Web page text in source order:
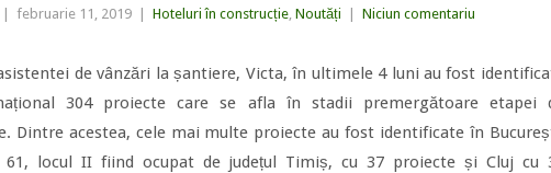
februarie 11, 2019 Hoteluri în construcție, Noutăți Niciun comentariu
de vânzări la șantiere, Victa, în ultimele 4 luni au fost
304 proiecte care se afla în stadii premergătoare etapei
Dintre acestea, cele mai multe proiecte au fost identificate în
61, locul II fiind ocupat de județul Timiș, cu 37 proiecte și Cluj cu